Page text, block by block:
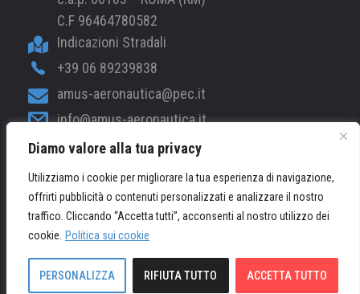
Diamo valore alla tua privacy
Utilizziamo i cookie per migliorare la tua esperienza di navigazione,
offrirti pubblicità o contenuti personalizzati e analizzare il nostro
traffico. Cliccando “Accetta tutti”, acconsenti al nostro utilizzo dei
cookie.
Politica sui cookie
PERSONALIZZA RIFIUTA TUTTO ACCETTA TUTTO
C.F 96464780582
Indicazioni Stradali
+39 06 89239838
amus-aeronautica@pec.it
info@amus-aeronautica.it
web@amus-aeronautica.it
© 2026 AMUS-Aeronautica.it - Tutti i Diritti Riservati /
Powered by
PRIVACY POLICY